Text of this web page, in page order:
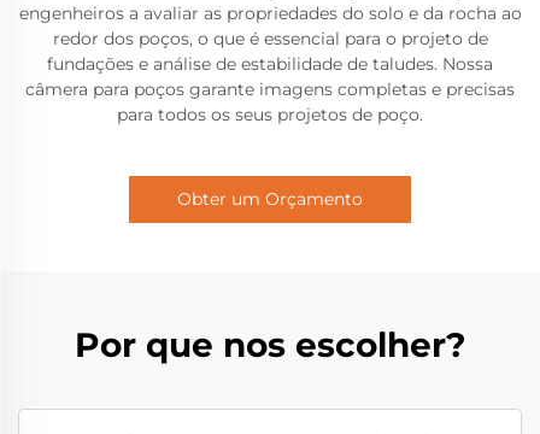
engenheiros a avaliar as propriedades do solo e da rocha ao
redor dos poços, o que é essencial para o projeto de
fundações e análise de estabilidade de taludes. Nossa
câmera para poços garante imagens completas e precisas
para todos os seus projetos de poço.
Obter um Orçamento
Por que nos escolher?